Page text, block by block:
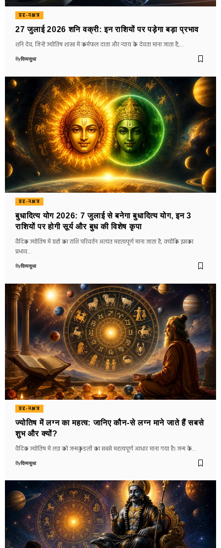
ग्रह-नक्षत्र
27 जुलाई 2026 शनि वक्री: इन राशियों पर पड़ेगा बड़ा प्रभाव
शनि देव, जिन्हें ज्योतिष शास्त्र में कर्मफल दाता और न्याय के देवता माना जाता है,…
Byदिव्यसुधा
ग्रह-नक्षत्र
बुधादित्य योग 2026: 7 जुलाई से बनेगा बुधादित्य योग, इन 3
राशियों पर होगी सूर्य और बुध की विशेष कृपा
वैदिक ज्योतिष में ग्रहों का राशि परिवर्तन अत्यंत महत्वपूर्ण माना जाता है, क्योंकि इसका
प्रभाव…
Byदिव्यसुधा
ग्रह-नक्षत्र
ज्योतिष में लग्न का महत्व: जानिए कौन-से लग्न माने जाते हैं सबसे
शुभ और क्यों?
वैदिक ज्योतिष में लग्न को जन्मकुंडली का सबसे महत्वपूर्ण आधार माना गया है। जन्म के…
Byदिव्यसुधा